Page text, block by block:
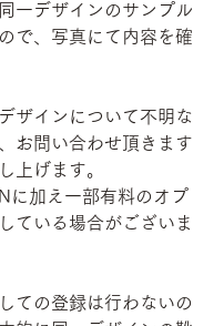
一デザインのサンプル
で、写真にて内容を確
ザインについて不明な
お問い合わせ頂きます
上げます。
に加え一部有料のオプ
ている場合がございま
ての登録は行わないの